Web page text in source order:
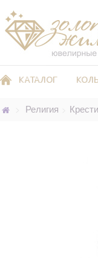
КАТАЛОГ
Религия